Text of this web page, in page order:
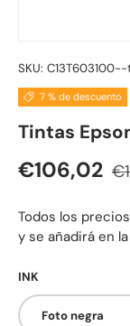
SKU:
7 % de descuento
Tintas
Precio de
€106,02
Todos los
y se añadirá en
INK
Foto negra